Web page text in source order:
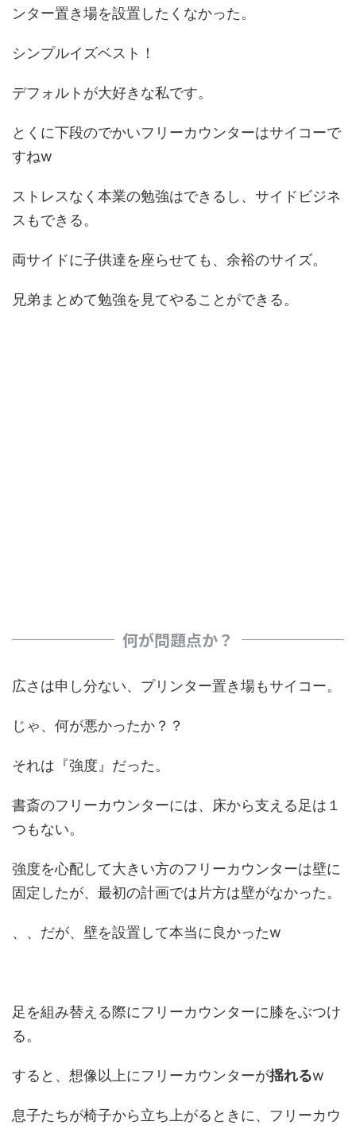
ンター置き場を設置したくなかった。
シンプルイズベスト！
デフォルトが大好きな私です。
とくに下段のでかいフリーカウンターはサイコーで
すねw
ストレスなく本業の勉強はできるし、サイドビジネ
スもできる。
両サイドに子供達を座らせても、余裕のサイズ。
兄弟まとめて勉強を見てやることができる。
何が問題点か？
広さは申し分ない、プリンター置き場もサイコー。
じゃ、何が悪かったか？？
それは『強度 』だった。
書斎のフリーカウンターには、床から支える足は１
つもない。
強度を心配して大きい方のフリーカウンターは壁に
固定したが、最初の計画では片方は壁がなかった。
、、だが、壁を設置して本当に良かったw
足を組み替える際にフリーカウンターに膝をぶつけ
る。
すると、想像以上にフリーカウンターが揺れるw
息子たちが椅子から立ち上がるときに、フリーカウ